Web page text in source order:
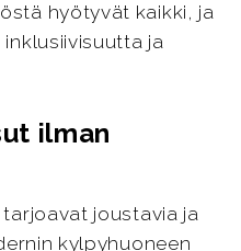
hyötyvät kaikki, ja
ja
ilman
joustavia ja
kylpyhuoneen